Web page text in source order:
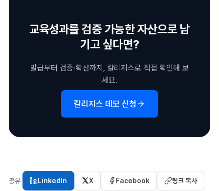
교육성과를 검증 가능한 자산으로 남
기고 싶다면?
발급부터 검증·확산까지, 칼리지스로 직접 확인해 보
세요.
칼리지스 데모 신청
공유 LinkedIn X Facebook 링크 복사